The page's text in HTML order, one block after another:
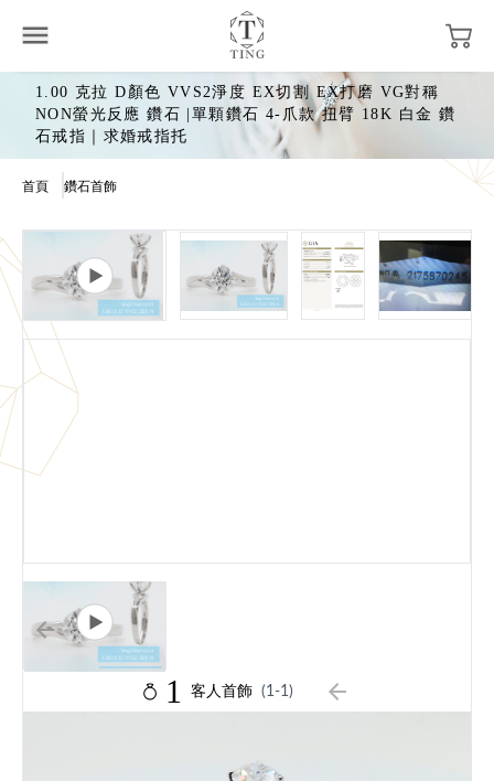
1.00 克拉 D顏色 VVS2淨度 EX切割 EX打磨 VG對稱
NON螢光反應 鑽石 |單顆鑽石 4-爪款 扭臂 18K 白金 鑽
石戒指｜求婚戒指托
首頁 鑽石首飾
1 客人首飾 (1-1)